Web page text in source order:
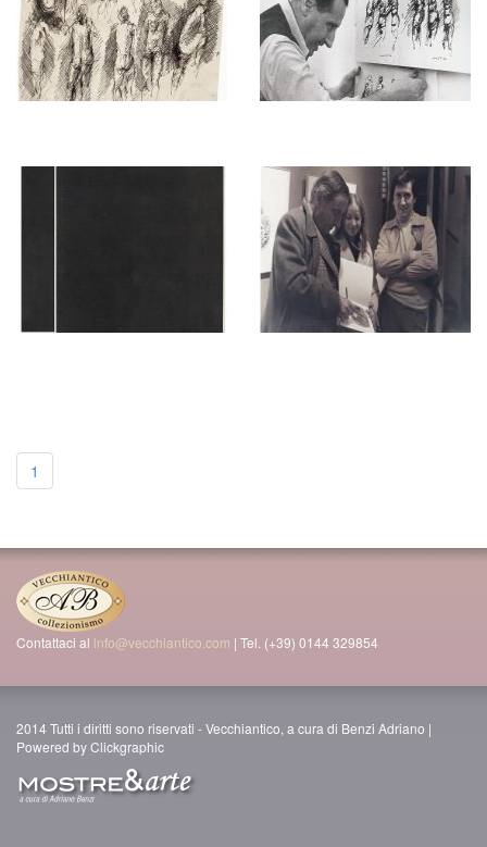
1
Contattaci al info@vecchiantico.com | Tel. (+39) 0144 329854
2014 Tutti i diritti sono riservati - Vecchiantico, a cura di Benzi Adriano |
Powered by Clickgraphic